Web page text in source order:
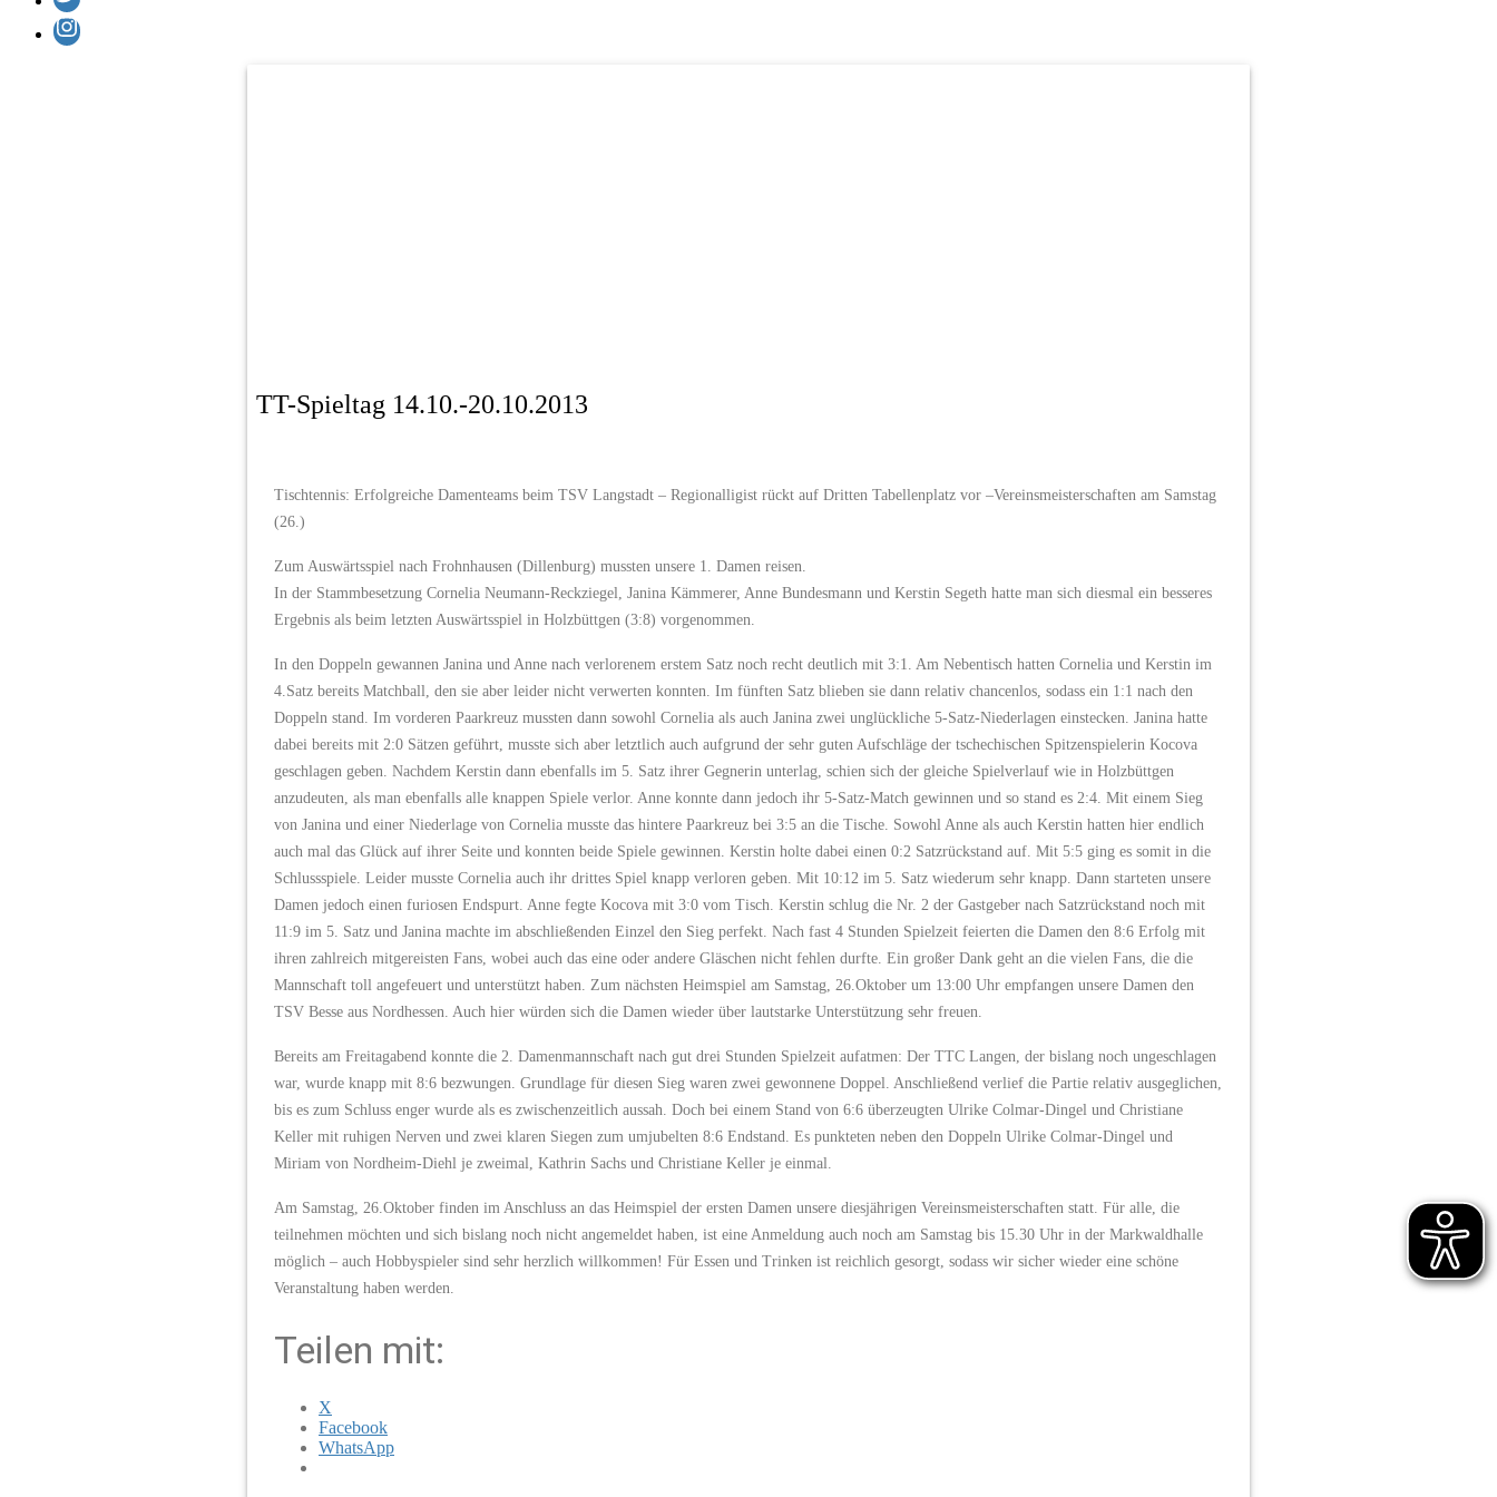
Instagram
TT-Spieltag 14.10.-20.10.2013
Tischtennis: Erfolgreiche Damenteams beim TSV Langstadt – Regionalligist rückt auf Dritten Tabellenplatz vor –Vereinsmeisterschaften am Samstag
(26.)
Zum Auswärtsspiel nach Frohnhausen (Dillenburg) mussten unsere 1. Damen reisen.
In der Stammbesetzung Cornelia Neumann-Reckziegel, Janina Kämmerer, Anne Bundesmann und Kerstin Segeth hatte man sich diesmal ein besseres
Ergebnis als beim letzten Auswärtsspiel in Holzbüttgen (3:8) vorgenommen.
In den Doppeln gewannen Janina und Anne nach verlorenem erstem Satz noch recht deutlich mit 3:1. Am Nebentisch hatten Cornelia und Kerstin im
4.Satz bereits Matchball, den sie aber leider nicht verwerten konnten. Im fünften Satz blieben sie dann relativ chancenlos, sodass ein 1:1 nach den
Doppeln stand. Im vorderen Paarkreuz mussten dann sowohl Cornelia als auch Janina zwei unglückliche 5-Satz-Niederlagen einstecken. Janina hatte
dabei bereits mit 2:0 Sätzen geführt, musste sich aber letztlich auch aufgrund der sehr guten Aufschläge der tschechischen Spitzenspielerin Kocova
geschlagen geben. Nachdem Kerstin dann ebenfalls im 5. Satz ihrer Gegnerin unterlag, schien sich der gleiche Spielverlauf wie in Holzbüttgen
anzudeuten, als man ebenfalls alle knappen Spiele verlor. Anne konnte dann jedoch ihr 5-Satz-Match gewinnen und so stand es 2:4. Mit einem Sieg
von Janina und einer Niederlage von Cornelia musste das hintere Paarkreuz bei 3:5 an die Tische. Sowohl Anne als auch Kerstin hatten hier endlich
auch mal das Glück auf ihrer Seite und konnten beide Spiele gewinnen. Kerstin holte dabei einen 0:2 Satzrückstand auf. Mit 5:5 ging es somit in die
Schlussspiele. Leider musste Cornelia auch ihr drittes Spiel knapp verloren geben. Mit 10:12 im 5. Satz wiederum sehr knapp. Dann starteten unsere
Damen jedoch einen furiosen Endspurt. Anne fegte Kocova mit 3:0 vom Tisch. Kerstin schlug die Nr. 2 der Gastgeber nach Satzrückstand noch mit
11:9 im 5. Satz und Janina machte im abschließenden Einzel den Sieg perfekt. Nach fast 4 Stunden Spielzeit feierten die Damen den 8:6 Erfolg mit
ihren zahlreich mitgereisten Fans, wobei auch das eine oder andere Gläschen nicht fehlen durfte. Ein großer Dank geht an die vielen Fans, die die
Mannschaft toll angefeuert und unterstützt haben. Zum nächsten Heimspiel am Samstag, 26.Oktober um 13:00 Uhr empfangen unsere Damen den
TSV Besse aus Nordhessen. Auch hier würden sich die Damen wieder über lautstarke Unterstützung sehr freuen.
Bereits am Freitagabend konnte die 2. Damenmannschaft nach gut drei Stunden Spielzeit aufatmen: Der TTC Langen, der bislang noch ungeschlagen
war, wurde knapp mit 8:6 bezwungen. Grundlage für diesen Sieg waren zwei gewonnene Doppel. Anschließend verlief die Partie relativ ausgeglichen,
bis es zum Schluss enger wurde als es zwischenzeitlich aussah. Doch bei einem Stand von 6:6 überzeugten Ulrike Colmar-Dingel und Christiane
Keller mit ruhigen Nerven und zwei klaren Siegen zum umjubelten 8:6 Endstand. Es punkteten neben den Doppeln Ulrike Colmar-Dingel und
Miriam von Nordheim-Diehl je zweimal, Kathrin Sachs und Christiane Keller je einmal.
Am Samstag, 26.Oktober finden im Anschluss an das Heimspiel der ersten Damen unsere diesjährigen Vereinsmeisterschaften statt. Für alle, die
teilnehmen möchten und sich bislang noch nicht angemeldet haben, ist eine Anmeldung auch noch am Samstag bis 15.30 Uhr in der Markwaldhalle
möglich – auch Hobbyspieler sind sehr herzlich willkommen! Für Essen und Trinken ist reichlich gesorgt, sodass wir sicher wieder eine schöne
Veranstaltung haben werden.
Teilen mit:
X
Facebook
WhatsApp